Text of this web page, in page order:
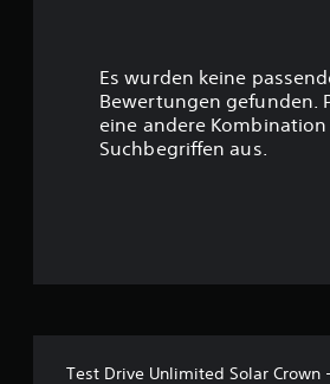
Es wurden keine
Bewertungen gefunden.
eine andere Kombination
Suchbegriffen aus.
Test Drive Unlimited Solar Crown